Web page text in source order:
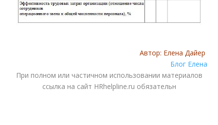
Автор: Елена Дайер
Блог Елена
При полном или частичном использовании материалов
ссылка на сайт HRhelpline.ru обязательн